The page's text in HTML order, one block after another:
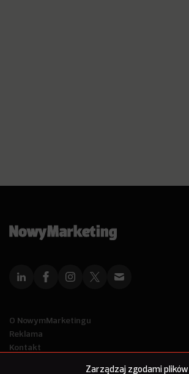
Zarządzaj zgodami plików
O NowymMarketingu
Reklama
Kontakt